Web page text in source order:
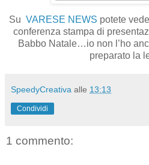
Su VARESE NEWS potete
conferenza stampa di
Babbo Natale…io non l’ho
preparato la
SpeedyCreativa alle 13:13
Condividi
1 commento: